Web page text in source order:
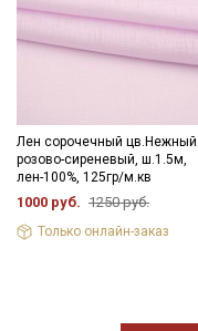
Лен сорочечный цв.Нежный
розово-сиреневый, ш.1.5м,
лен-100%, 125гр/м.кв
1000 руб. 1250 руб.
Только онлайн-заказ